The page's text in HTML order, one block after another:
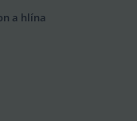
a hlína